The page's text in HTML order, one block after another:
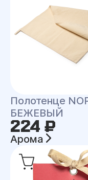
Полотенце
БЕЖЕВЫЙ
224 ₽
Арома